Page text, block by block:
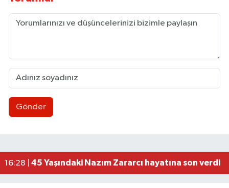
Gönder
21:30 |Düğme, Dümen, Değirmen, Define... /Zeki
16:28 | 45 Yaşındaki Nazım Zararcı hayatına son verdi